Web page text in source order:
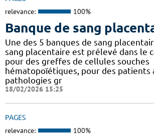
relevance: 100%
Banque de sang
Une des 5 banques de sang
sang placentaire est prélevé dans le
pour des greffes de cellules souches
hématopoïétiques, pour des patients
pathologies gr
18/02/2026 15:25
PAGES
relevance: 100%